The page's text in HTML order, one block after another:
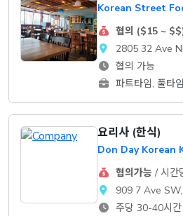
Korean Street
협의 ($15 ~
2805 32 Ave
협의 가능
파트타임, 풀타임
요리사 (한식)
Don Day Korean
협의가능 / 시간
909 7 Ave
주당 30-40시